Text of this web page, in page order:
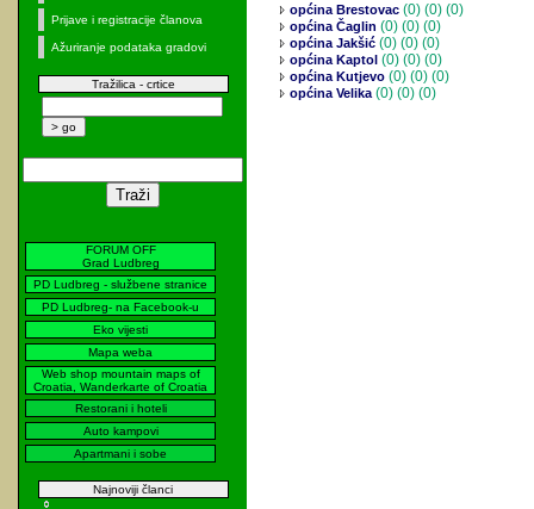
Prijave i registracije članova
Ažuriranje podataka gradovi
Tražilica - crtice
FORUM OFF
Grad Ludbreg
PD Ludbreg - službene stranice
PD Ludbreg- na Facebook-u
Eko vijesti
Mapa weba
Web shop mountain maps of
Croatia, Wanderkarte of Croatia
Restorani i hoteli
Auto kampovi
Apartmani i sobe
Najnoviji članci
općina Brestovac (0) (0) (0)
općina Čaglin (0) (0) (0)
općina Jakšić (0) (0) (0)
općina Kaptol (0) (0) (0)
općina Kutjevo (0) (0) (0)
općina Velika(0) (0) (0)